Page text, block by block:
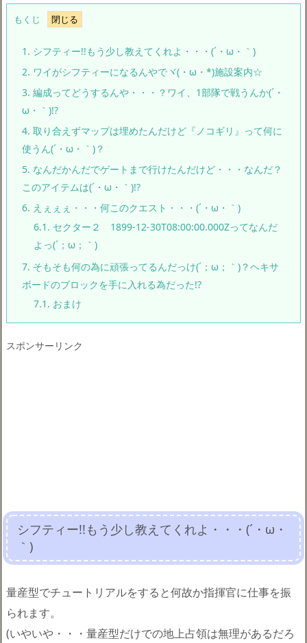
もくじ
1. シフティー!!もう少し教えてくれよ・・・(´・ω・｀)
2. ワイがシフティーになるんやでヾ(・ω・*)施設案内☆
3. 編成ってどうするんや・・・？ワイ、1部隊で戦うんか(´・
ω・｀)!?
4. 取り合えずマップは埋めたんだけど『ノコギリ』って何に
使うん(´・ω・｀)？
5. なんだかんだでゲートまで行けたんだけど・・・なんだ？
このアイテムは(´・ω・｀)!?
6. えぇぇぇ・・・何このクエスト・・・(´・ω・｀)
6.1. セクター２ 1899-12-30T08:00:00.000Zってなんだ
よっ(´；ω；｀)
7. そもそも何の為に頑張ってるんだっけ(´；ω；｀)？ヘキサ
ボードのブロックを手に入れる為だった!?
7.1. おまけ
スポンサーリンク
シフティー!!もう少し教えてくれよ・・・(´・ω・
｀)
量産型でチュートリアルをすると何故か指揮官に仕事を振
られます。
(いやいや・・・量産型だけでの地上占領は無理があるだろ